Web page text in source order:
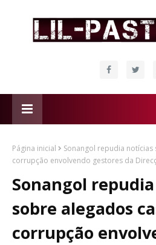
Página inicial
Sonangol repudia
corrupção envolvendo gestores da
Sonangol
sobre alegados
corrupção